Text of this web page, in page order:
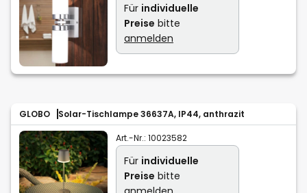
Für individuelle
Preise bitte
anmelden
GLOBO Solar-Tischlampe 36637A, IP44, anthrazit
Art.-Nr.: 10023582
Für individuelle
Preise bitte